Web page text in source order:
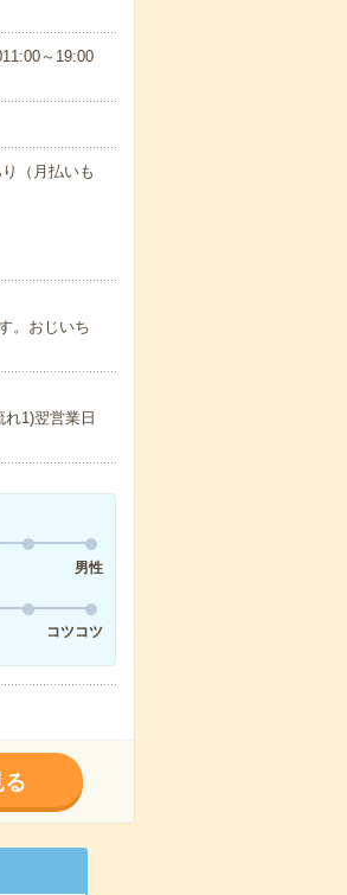
～19:00
（月払いも
。おじいち
1)翌営業日
男性
コツコツ